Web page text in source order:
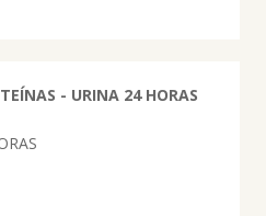
- URINA 24 HORAS